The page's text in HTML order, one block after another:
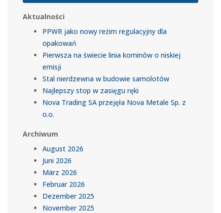
Aktualności
PPWR jako nowy reżim regulacyjny dla
opakowań
Pierwsza na świecie linia kominów o niskiej
emisji
Stal nierdzewna w budowie samolotów
Najlepszy stop w zasięgu ręki
Nova Trading SA przejęła Nova Metale Sp. z
o.o.
Archiwum
August 2026
Juni 2026
März 2026
Februar 2026
Dezember 2025
November 2025